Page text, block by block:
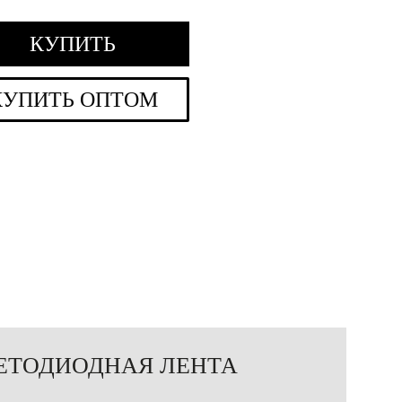
КУПИТЬ
ОПТОМ
ЛЕНТА